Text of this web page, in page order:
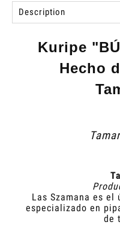
Description
Kuripe "
Hecho
Las Szamana es
especializado en
de